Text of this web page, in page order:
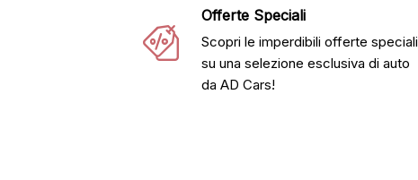
Offerte Speciali
Scopri le imperdibili offerte speciali
su una selezione esclusiva di auto
da AD Cars!